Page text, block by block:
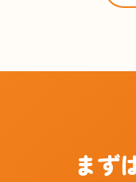
まず